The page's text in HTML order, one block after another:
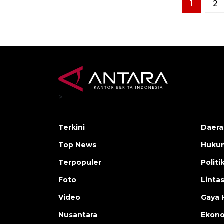
1 2
>
Terkini
Top News
Terpopuler
Foto
Video
Nusantara
Gaya